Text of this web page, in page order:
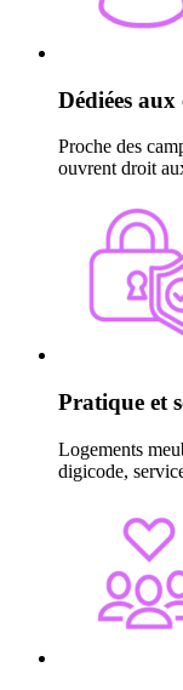
Dédiées
Proche des
ouvrent droit
Pratique et
Logements
digicode,